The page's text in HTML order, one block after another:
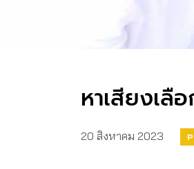
หาเสียงเ
20 สิงหาคม 2023